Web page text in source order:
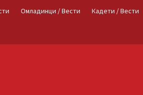
Омладинци / Вести Кадети / Вести